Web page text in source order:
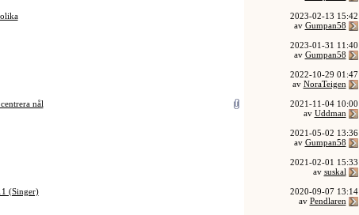
2023-02-13 15:42
av Gumpan58
2023-01-31 11:40
av Gumpan58
2022-10-29 01:47
av NoraTeigen
nål
2021-11-04 10:00
av Uddman
2021-05-02 13:36
av Gumpan58
2021-02-01 15:33
av suskal
(Singer)
2020-09-07 13:14
av Pendlaren